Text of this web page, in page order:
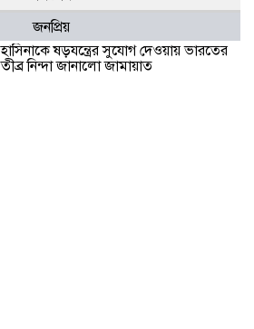
জনপ্রিয়
হাসিনাকে ষড়যন্ত্রের সুযোগ দেওয়ায় ভারতের
তীব্র নিন্দা জানালো জামায়াত